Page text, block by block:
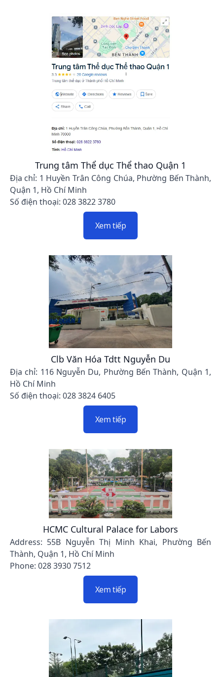
Trung tâm Thể dục Thể thao Quận 1
Địa chỉ: 1 Huyền Trân Công Chúa, Phường Bến Thành,
Quận 1, Hồ Chí Minh
Số điện thoại: 028 3822 3780
Xem tiếp
Clb Văn Hóa Tdtt Nguyễn Du
Địa chỉ: 116 Nguyễn Du, Phường Bến Thành, Quận 1,
Hồ Chí Minh
Số điện thoại: 028 3824 6405
Xem tiếp
HCMC Cultural Palace for Labors
Address: 55B Nguyễn Thị Minh Khai, Phường Bến
Thành, Quận 1, Hồ Chí Minh
Phone: 028 3930 7512
Xem tiếp